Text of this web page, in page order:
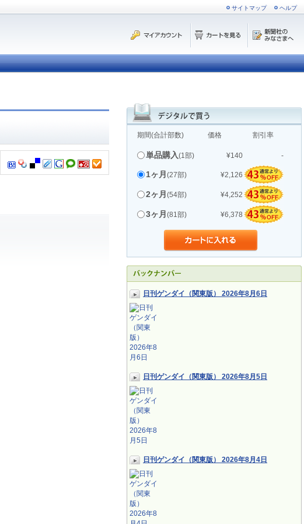
サイトマップ ヘルプ
期間(合計部数) 価格 割引率
単品購入(1部) ¥140 -
1ヶ月 (27部) ¥2,126
2ヶ月 (54部) ¥4,252
3ヶ月 (81部) ¥6,378
日刊ゲンダイ（関東版） 2026年8月6日
日刊ゲンダイ（関東版） 2026年8月5日
日刊ゲンダイ（関東版） 2026年8月4日